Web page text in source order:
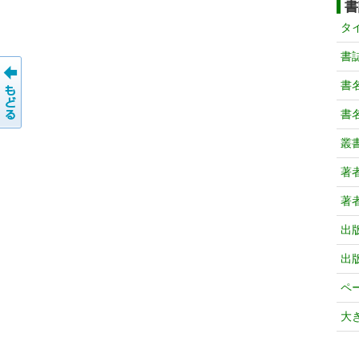
タ
書
書
書
叢
著
著
出
出
ペ
大